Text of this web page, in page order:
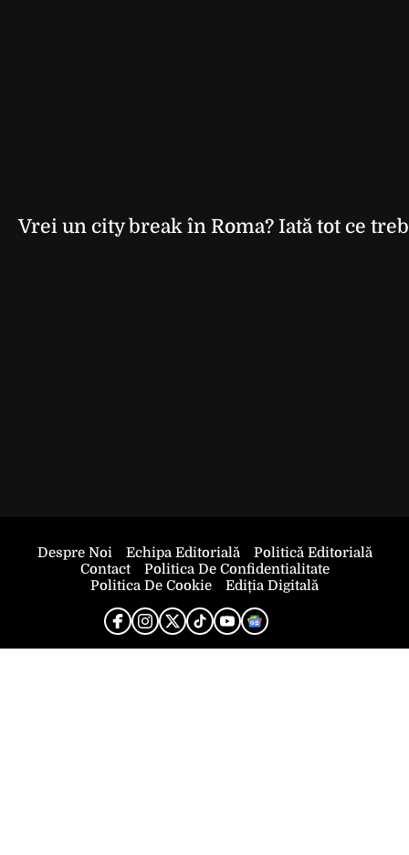
Vrei un city break în Roma? Iată tot ce
Despre Noi Echipa Editorială
Politică Editorială
Contact
Politica De Confidentialitate
Politica De Cookie
Ediția Digitală